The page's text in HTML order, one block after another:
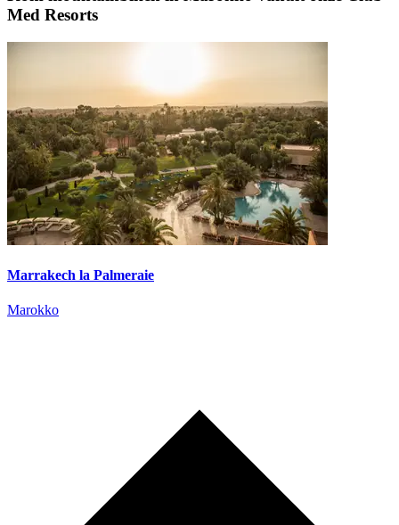
Med Resorts
Marrakech la Palmeraie
Marokko